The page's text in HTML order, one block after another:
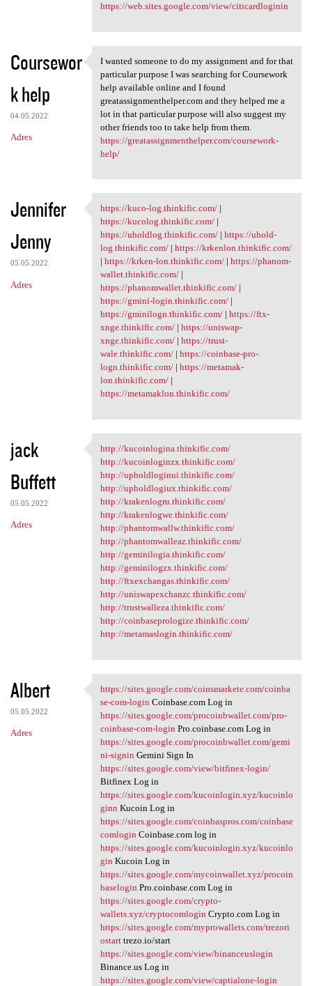
https://web.sites.google.com/view/citicardloginin
Coursewor
k help
04.05.2022
Adres
I wanted someone to do my
I wanted someone to do my assignment and for that
particular purpose I was searching for Coursework
help available online and I found
greatassignmenthelper.com and they helped me a
lot in that particular purpose will also suggest my
other friends too to take help from them.
https://greatassignmenthelper.com/coursework-
help/
Jennifer
Jenny
05.05.2022
Adres
https://kuco-log.thinkific
https://kuco-log.thinkific.com/|
https://kucolog.thinkific.com/|
https://uholdlog.thinkific.com/| https://uhold-
log.thinkific.com/| https://krkenlon.thinkific.com/
| https://krken-lon.thinkific.com/| https://phanom-
wallet.thinkific.com/|
https://phanomwallet.thinkific.com/|
https://gmini-login.thinkific.com/|
https://gminilogn.thinkific.com/| https://ftx-
xnge.thinkific.com/| https://uniswap-
xnge.thinkific.com/| https://trust-
wale.thinkific.com/| https://coinbase-pro-
logn.thinkific.com/| https://metamak-
lon.thinkific.com/|
https://metamaklon.thinkific.com/
jack
Buffett
05.05.2022
Adres
http://kucoinlogina.thinkific
http://kucoinlogina.thinkific.com/
http://kucoinloginzx.thinkific.com/
http://upholdloginui.thinkific.com/
http://upholdlogiux.thinkific.com/
http://krakenlogru.thinkific.com/
http://krakenlogwe.thinkific.com/
http://phantomwallw.thinkific.com/
http://phantomwalleaz.thinkific.com/
http://geminilogia.thinkific.com/
http://geminilogzx.thinkific.com/
http://ftxexchangas.thinkific.com/
http://uniswapexchanzc.thinkific.com/
http://trustwalleza.thinkific.com/
http://coinbaseprologize.thinkific.com/
http://metamaslogin.thinkific.com/
Albert
05.05.2022
Adres
https://sites.google.com
https://sites.google.com/coinsmarkete.com/coinba
se-com-login Coinbase.com Log in
https://sites.google.com/procoinbwallet.com/pro-
coinbase-com-login Pro.coinbase.com Log in
https://sites.google.com/procoinbwallet.com/gemi
ni-signin Gemini Sign In
https://sites.google.com/view/bitfinex-login/
Bitfinex Log in
https://sites.google.com/kucoinlogin.xyz/kucoinlo
ginn Kucoin Log in
https://sites.google.com/coinbaspros.com/coinbase
comlogin Coinbase.com log in
https://sites.google.com/kucoinlogin.xyz/kucoinlo
gin Kucoin Log in
https://sites.google.com/mycoinwallet.xyz/procoin
baselogin Pro.coinbase.com Log in
https://sites.google.com/crypto-
wallets.xyz/cryptocomlogin Crypto.com Log in
https://sites.google.com/myprowallets.com/trezori
ostarttrezo.io/start
https://sites.google.com/view/binanceuslogin
Binance.us Log in
https://sites.google.com/view/captialone-login